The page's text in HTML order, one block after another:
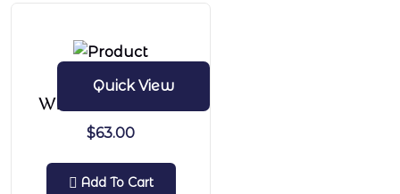
Quick View
Wireless Speaker
$63.00
Add To Cart